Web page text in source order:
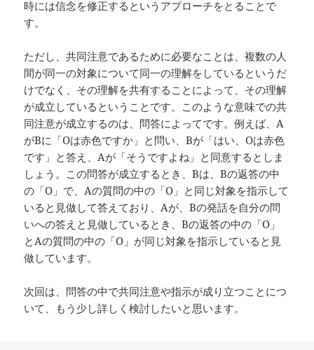
時には信念を修正するというアプローチをとることで
す。
ただし、共同注意であるために必要なことは、複数の人
間が同一の対象について同一の理解をしているというだ
けでなく、その理解を共有することによって、その理解
が成立しているということです。このような意味での共
同注意が成立するのは、問答によってです。例えば、A
がBに「Oは赤色ですか」と問い、Bが「はい、Oは赤色
です」と答え、Aが「そうですよね」と同意するとしま
しょう。この問答が成立するとき、Bは、Bの返答の中
の「O」で、Aの質問の中の「O」と同じ対象を指示して
いると見做して答えており、Aが、Bの発話を自分の問
いへの答えと見做しているとき、Bの返答の中の「O」
とAの質問の中の「O」が同じ対象を指示していると見
做しています。
次回は、問答の中で共同注意や指示が成り立つことにつ
いて、もう少し詳しく検討したいと思います。